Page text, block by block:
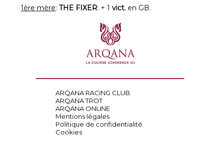
1ère mère:THE FIXER: + 1vict. en GB.
ARQANA RACING CLUB
ARQANA TROT
ARQANA ONLINE
Mentions légales
Politique de confidentialité
Cookies